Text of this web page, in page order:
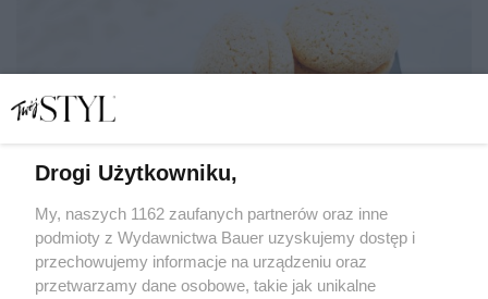
Drogi Użytkowniku,
My, naszych 1162 zaufanych partnerów oraz inne
podmioty z Wydawnictwa Bauer uzyskujemy dostęp i
przechowujemy informacje na urządzeniu oraz
przetwarzamy dane osobowe, takie jak unikalne